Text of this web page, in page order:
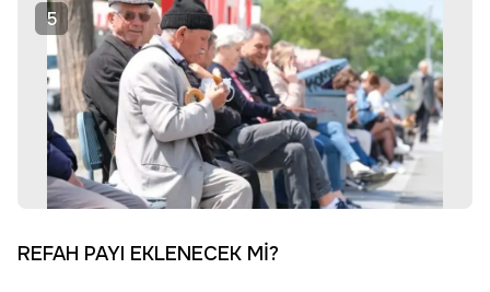
5
REFAH PAYI EKLENECEK Mİ?